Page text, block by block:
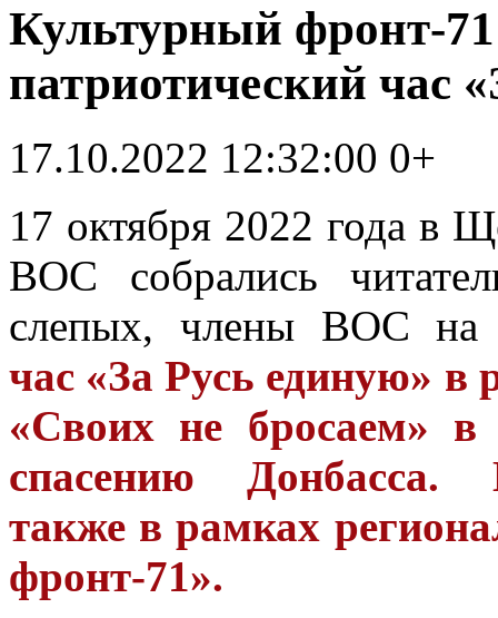
Культурный фронт-
патриотический час
17.10.2022 12:32:00 0+
17 октября 2022 года в
ВОС собрались
слепых, члены ВОС
час «За Русь единую» в
«Своих не бросаем» в
спасению Донбасса.
также в рамках
фронт-71».